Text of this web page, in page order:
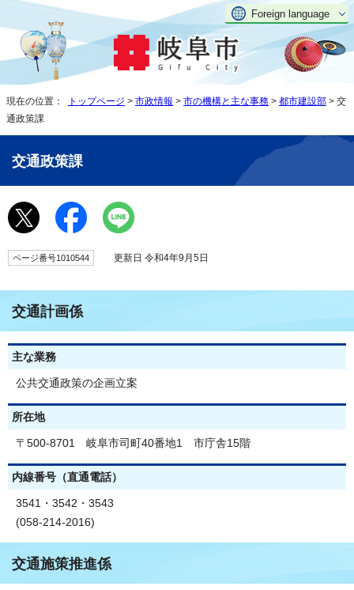
Foreign language
現在の位置： トップページ > 市政情報 > 市の機構と主な事務 > 都市建設部 > 交
通政策課
交通政策課
ページ番号1010544 更新日 令和4年9月5日
交通計画係
主な業務
公共交通政策の企画立案
所在地
〒500-8701 岐阜市司町40番地1 市庁舎15階
内線番号（直通電話）
3541・3542・3543
(058-214-2016)
交通施策推進係